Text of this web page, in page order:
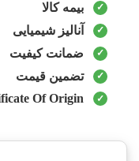
بیمه کالا
آنالیز شیمیایی
ضمانت کیفیت
تضمین قیمت
Of Origin